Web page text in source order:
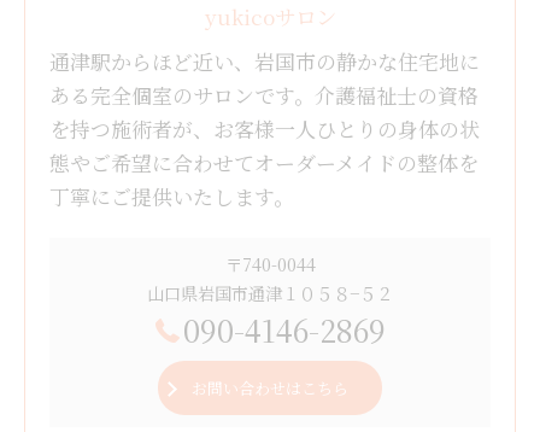
yukicoサロン
通津駅からほど近い、岩国市の静かな住宅地に
ある完全個室のサロンです。介護福祉士の資格
を持つ施術者が、お客様一人ひとりの身体の状
態やご希望に合わせてオーダーメイドの整体を
丁寧にご提供いたします。
〒740-0044
山口県岩国市通津１０５８−５２
090-4146-2869
お問い合わせはこちら